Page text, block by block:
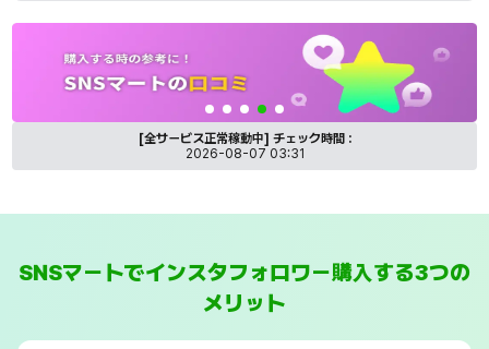
SNSマートのレビューや評判を紹介するバナー
[全サービス正常稼動中] チェック時間 :
2026-08-07 03:31
SNSマートでインスタフォロワー購入する3つの
メリット